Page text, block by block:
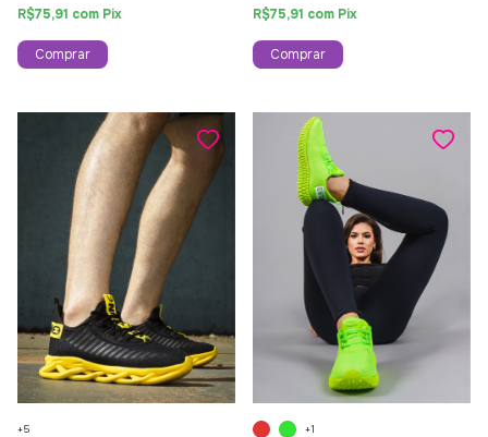
R$75,91 com Pix
Comprar
R$75,91 com Pix
Comprar
+5 +1